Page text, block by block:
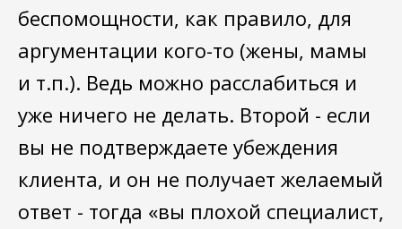
беспомощности, как правило, для
аргументации кого-то (жены, мамы
и т.п.). Ведь можно расслабиться и
уже ничего не делать. Второй - если
вы не подтверждаете убеждения
клиента, и он не получает желаемый
ответ - тогда «вы плохой специалист,